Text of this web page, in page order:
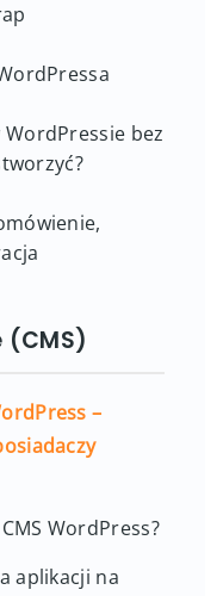
bez
(CMS)
–
WordPress?
aplikacji na